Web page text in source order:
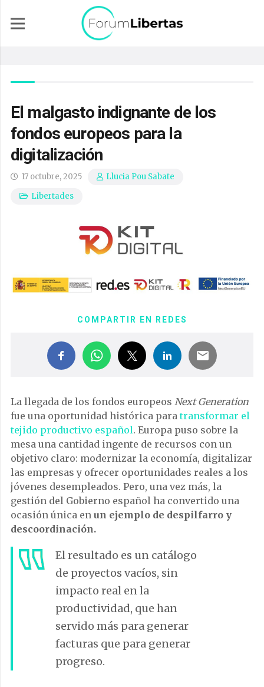
El malgasto indignante de los
fondos europeos para la
digitalización
17 octubre, 2025
Llucia Pou Sabate
Libertades
COMPARTIR EN REDES
La llegada de los fondos europeos Next Generation
fue una oportunidad histórica paratransformar el
tejido productivo español. Europa puso sobre la
mesa una cantidad ingente de recursos con un
objetivo claro: modernizar la economía, digitalizar
las empresas y ofrecer oportunidades reales a los
jóvenes desempleados. Pero, una vez más, la
gestión del Gobierno español ha convertido una
ocasión única en un ejemplo de despilfarro y
descoordinación.
El resultado es un catálogo
de proyectos vacíos, sin
impacto real en la
productividad, que han
servido más para generar
facturas que para generar
progreso.